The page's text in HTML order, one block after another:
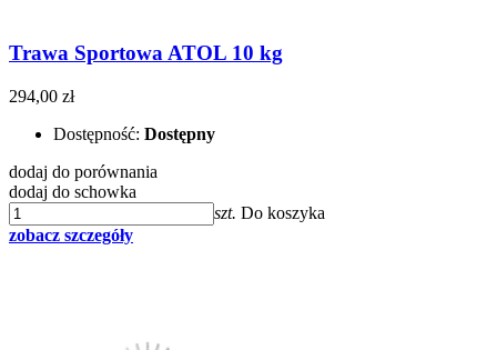
Trawa Sportowa ATOL 10 kg
294,00 zł
Dostępność: Dostępny
dodaj do porównania
dodaj do schowka
szt. Do koszyka
zobacz szczegóły